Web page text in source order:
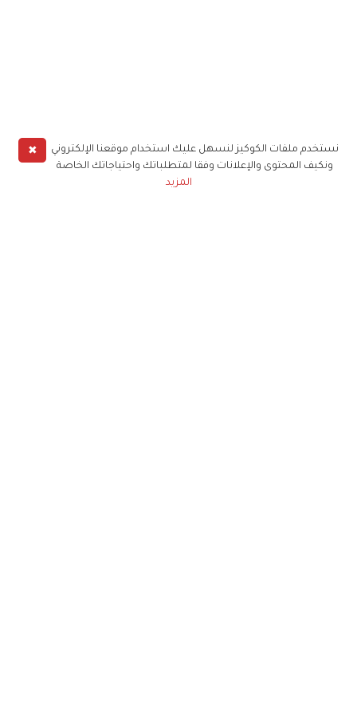
✖
نستخدم ملفات الكوكيز لنسهل عليك استخدام موقعنا الإلكتروني
ونكيف المحتوى والإعلانات وفقا لمتطلباتك واحتياجاتك الخاصة
المزيد